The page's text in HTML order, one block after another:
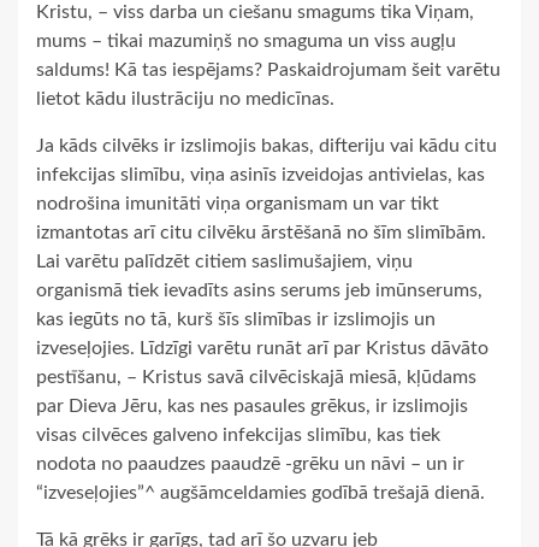
Kristu, – viss darba un ciešanu smagums tika Viņam,
mums – tikai mazumiņš no smaguma un viss augļu
saldums! Kā tas iespējams? Paskaidrojumam šeit varētu
lietot kādu ilustrāciju no medicīnas.
Ja kāds cilvēks ir izslimojis bakas, difteriju vai kādu citu
infekcijas slimību, viņa asinīs izveidojas antivielas, kas
nodrošina imunitāti viņa organismam un var tikt
izmantotas arī citu cilvēku ārstēšanā no šīm slimībām.
Lai varētu palīdzēt citiem saslimušajiem, viņu
organismā tiek ievadīts asins serums jeb imūnserums,
kas iegūts no tā, kurš šīs slimības ir izslimojis un
izveseļojies. Līdzīgi varētu runāt arī par Kristus dāvāto
pestīšanu, – Kristus savā cilvēciskajā miesā, kļūdams
par Dieva Jēru, kas nes pasaules grēkus, ir izslimojis
visas cilvēces galveno infekcijas slimību, kas tiek
nodota no paaudzes paaudzē -grēku un nāvi – un ir
“izveseļojies”^ augšāmceldamies godībā trešajā dienā.
Tā kā grēks ir garīgs, tad arī šo uzvaru jeb